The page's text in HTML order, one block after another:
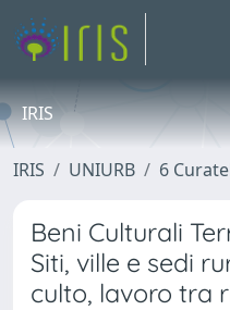
IRIS
IRIS UNIURB 6
Beni Culturali
Siti, ville e sedi
culto, lavoro tra